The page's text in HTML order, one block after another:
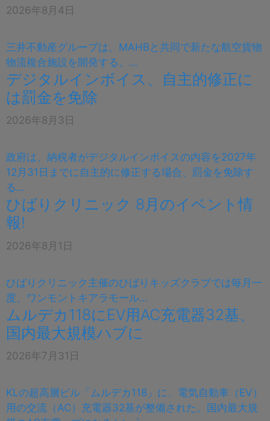
2026年8月4日
三井不動産グループは、MAHBと共同で新たな航空貨物
物流複合施設を開発する。…
デジタルインボイス、自主的修正に
は罰金を免除
2026年8月3日
政府は、納税者がデジタルインボイスの内容を2027年
12月31日までに自主的に修正する場合、罰金を免除す
る…
ひばりクリニック 8月のイベント情
報!
2026年8月1日
ひばりクリニック主催のひばりキッズクラブでは毎月一
度、ワンモントキアラモール…
ムルデカ118にEV用AC充電器32基、
国内最大規模ハブに
2026年7月31日
KLの超高層ビル「ムルデカ118」に、電気自動車（EV）
用の交流（AC）充電器32基が整備された。国内最大規